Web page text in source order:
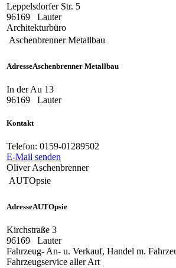
Leppelsdorfer Str. 5
96169
Lauter
Architekturbüro
Aschenbrenner Metallbau
AdresseAschenbrenner Metallbau
In der Au 13
96169
Lauter
Kontakt
Telefon: 0159-01289502
E-Mail senden
Oliver Aschenbrenner
AUTOpsie
AdresseAUTOpsie
Kirchstraße 3
96169
Lauter
Fahrzeug- An- u. Verkauf, Handel m.
Fahrzeugservice aller Art